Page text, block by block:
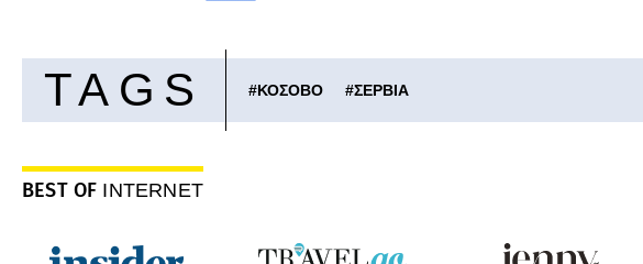
TAGS #ΚΟΣΟΒΟ #ΣΕΡΒΙΑ
BEST OF INTERNET